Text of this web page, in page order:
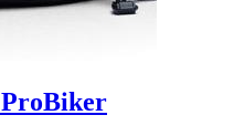
תיק לאופנוע תיק לקסדה ProBiker